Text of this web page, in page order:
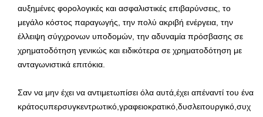
αυξημένες φορολογικές και ασφαλιστικές επιβαρύνσεις, το
μεγάλο κόστος παραγωγής, την πολύ ακριβή ενέργεια, την
έλλειψη σύγχρονων υποδομών, την αδυναμία πρόσβασης σε
χρηματοδότηση γενικώς και ειδικότερα σε χρηματοδότηση με
ανταγωνιστικά επιτόκια.
Σαν να μην έχει να αντιμετωπίσει όλα αυτά,έχει απέναντί του ένα
κράτοςυπερσυγκεντρωτικό,γραφειοκρατικό,δυσλειτουργικό,συχ